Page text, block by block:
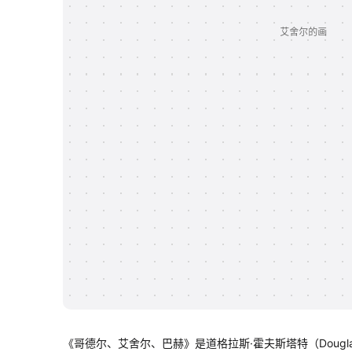
《哥德尔、艾舍尔、巴赫》是道格拉斯·霍夫斯塔特（